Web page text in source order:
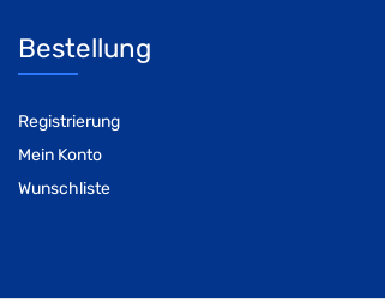
Bestellung
Registrierung
Mein Konto
Wunschliste